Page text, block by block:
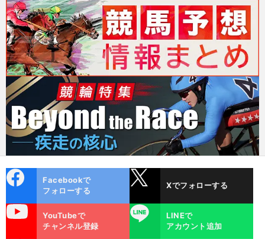
ok
Facebookで
フォローする
Xでフォローする
YouTubeで
チャンネル登録
LINE
LINEで
アカウント追加